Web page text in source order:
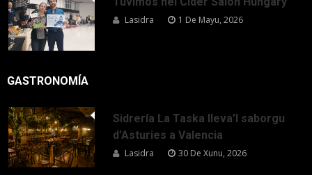
Lasidra 1 De Mayu, 2026
GASTRONOMÍA
Sidrería La Taska lleva’l saborgu
d’Asturies a Valencia
Lasidra 30 De Xunu, 2026